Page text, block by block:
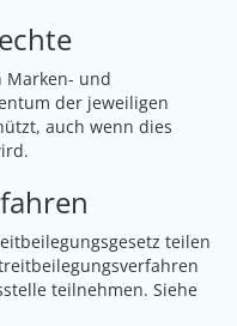
Marken- und
der jeweiligen
auch wenn dies
teilen
teilnehmen. Siehe